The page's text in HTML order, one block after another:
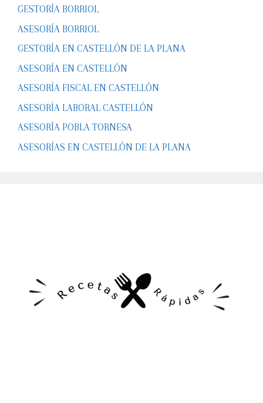
GESTORÍA BORRIOL
ASESORÍA BORRIOL
GESTORÍA EN CASTELLÓN DE LA PLANA
ASESORÍA EN CASTELLÓN
ASESORÍA FISCAL EN CASTELLÓN
ASESORÍA LABORAL CASTELLÓN
ASESORÍA POBLA TORNESA
ASESORÍAS EN CASTELLÓN DE LA PLANA